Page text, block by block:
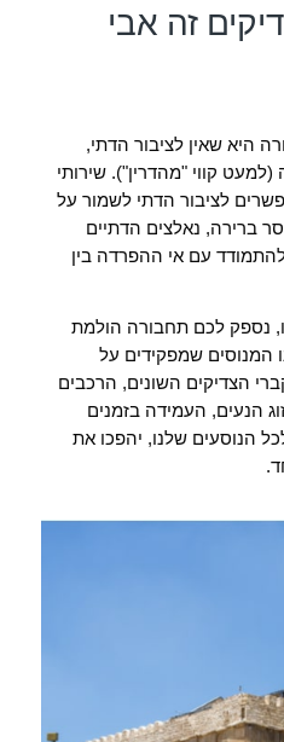
זה אבי
היא שאין לציבור הדתי,
קווי "מהדרין"). שירותי
לציבור הדתי לשמור על
ברירה, נאלצים הדתיים
עם אי ההפרדה בין
נספק לכם תחבורה הולמת
המנוסים שמפקידים על
הצדיקים השונים, הרכבים
הנעים, העמידה בזמנים
הנוסעים שלנו, יהפכו את